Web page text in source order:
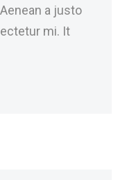
a justo
mi. It